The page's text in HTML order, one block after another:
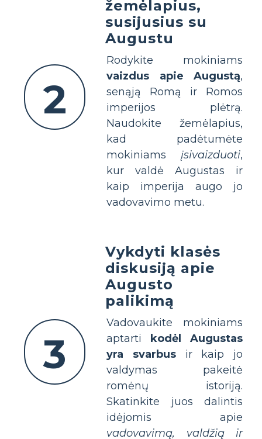
2
žemėlapius,
susijusius su
Augustu
Rodykite mokiniams
vaizdus apie Augustą,
senąją Romą ir Romos
imperijos plėtrą.
Naudokite žemėlapius,
kad padėtumėte
mokiniams įsivaizduoti,
kur valdė Augustas ir
kaip imperija augo jo
vadovavimo metu.
3
Vykdyti klasės
diskusiją apie
Augusto
palikimą
Vadovaukite mokiniams
aptarti
kodėl Augustas
yra svarbusir kaip jo
valdymas pakeitė
romėnų istoriją.
Skatinkite juos dalintis
idėjomis apie
vadovavimą, valdžią ir